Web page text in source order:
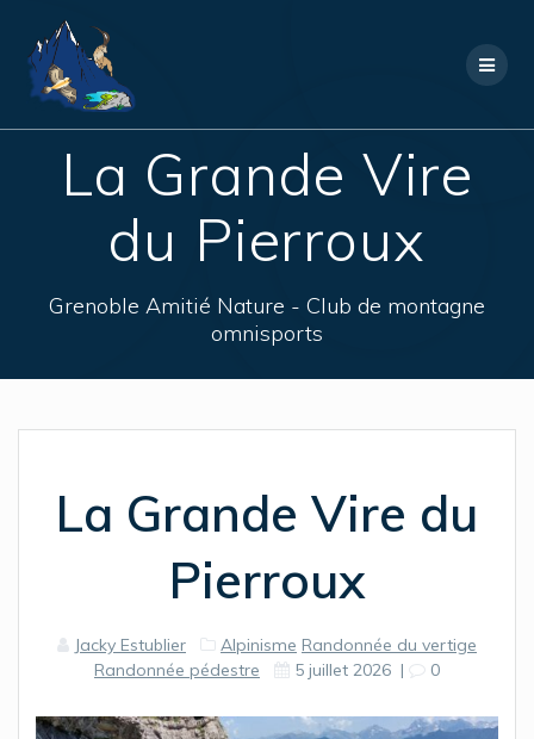
La Grande Vire
du Pierroux
Grenoble Amitié Nature - Club de montagne
omnisports
La Grande Vire du
Pierroux
Jacky Estublier Alpinisme Randonnée du vertige
Randonnée pédestre
5 juillet 2026 | 0